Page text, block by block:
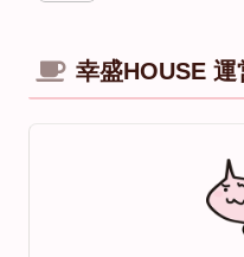
幸盛HOUSE 運